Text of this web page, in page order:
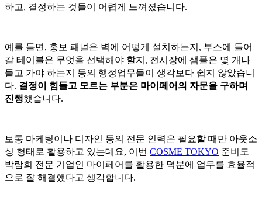
하고, 결정하는 것들이 어렵게 느껴졌습니다.
예를 들면, 홍보 패널은 벽에 어떻게 설치하는지, 부스에 들어
갈 테이블은 무엇을 선택해야 할지, 전시장에 샘플은 몇 개나
들고 가야 하는지 등의 행정업무들이 생각보다 쉽지 않았습니
다. 결정이 힘들고 모르는 부분은 마이페어의 자문을 구하며
진행했습니다.
보통 마케팅이나 디자인 등의 전문 인력은 필요할 때만 아웃소
싱 형태로 활용하고 있는데요, 이번 COSME TOKYO 준비도
박람회 전문 기업인 마이페어를 활용한 덕분에 업무를 효율적
으로 잘 해결했다고 생각합니다.